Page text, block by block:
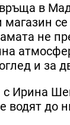
в
не
и за
с Ирина
водят до